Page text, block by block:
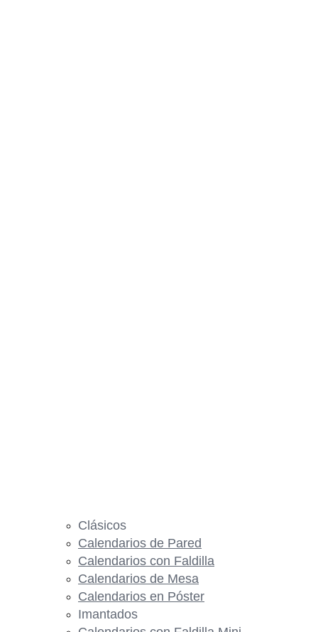
Clásicos
Calendarios de Pared
Calendarios con Faldilla
Calendarios de Mesa
Calendarios en Póster
Imantados